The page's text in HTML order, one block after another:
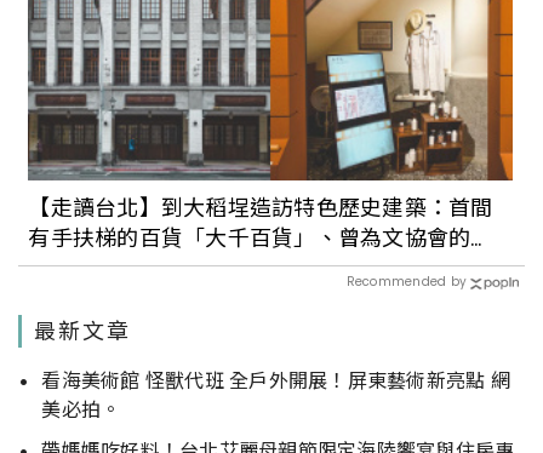
【走讀台北】到大稻埕造訪特色歷史建築：首間
有手扶梯的百貨「大千百貨」、曾為文協會的
「大安醫院」
Recommended by
最新文章
看海美術館 怪獸代班 全戶外開展！屏東藝術新亮點 網
美必拍。